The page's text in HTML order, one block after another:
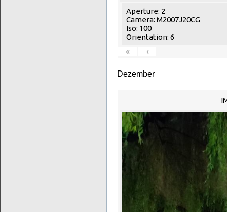
Aperture: 2
Camera: M2007J20CG
Iso: 100
Orientation: 6
«
‹
Dezember